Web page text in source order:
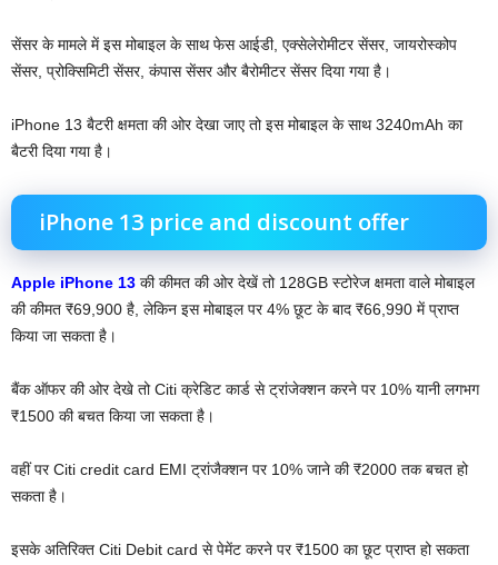
सेंसर के मामले में इस मोबाइल के साथ फेस आईडी, एक्सेलेरोमीटर सेंसर, जायरोस्कोप
सेंसर, प्रोक्सिमिटी सेंसर, कंपास सेंसर और बैरोमीटर सेंसर दिया गया है।
iPhone 13 बैटरी क्षमता की ओर देखा जाए तो इस मोबाइल के साथ 3240mAh का
बैटरी दिया गया है।
iPhone 13 price and discount offer
Apple iPhone 13 की कीमत की ओर देखें तो 128GB स्टोरेज क्षमता वाले मोबाइल
की कीमत ₹69,900 है, लेकिन इस मोबाइल पर 4% छूट के बाद ₹66,990 में प्राप्त
किया जा सकता है।
बैंक ऑफर की ओर देखे तो Citi क्रेडिट कार्ड से ट्रांजेक्शन करने पर 10% यानी लगभग
₹1500 की बचत किया जा सकता है।
वहीं पर Citi credit card EMI ट्रांजैक्शन पर 10% जाने की ₹2000 तक बचत हो
सकता है।
इसके अतिरिक्त Citi Debit card से पेमेंट करने पर ₹1500 का छूट प्राप्त हो सकता